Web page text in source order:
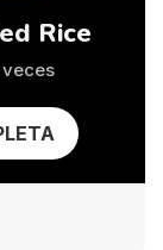
Rice